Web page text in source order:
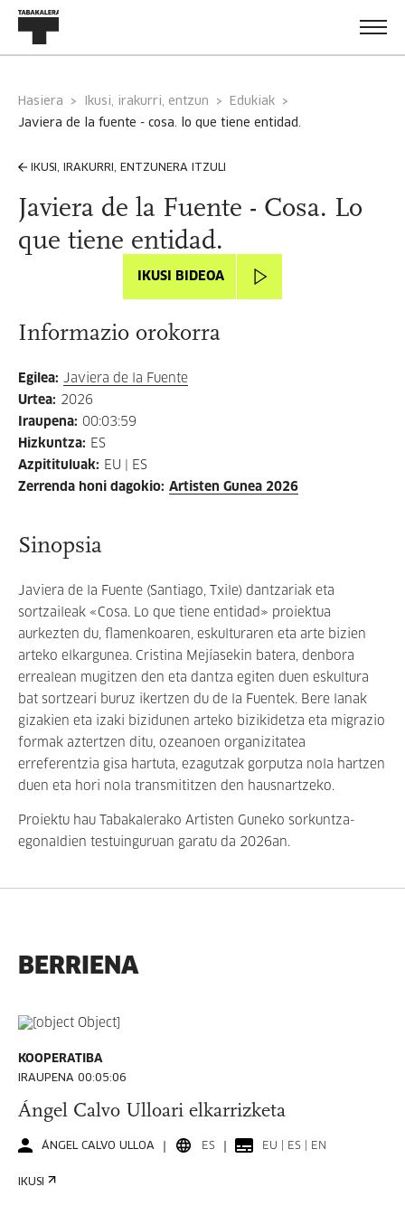
Hasiera Ikusi, irakurri, entzun
Edukiak
javiera de la fuente - cosa. lo que tiene entidad.
IKUSI, IRAKURRI, ENTZUNERA ITZULI
Javiera de la Fuente - Cosa. Lo
que tiene entidad.
IKUSI BIDEOA
Informazio orokorra
Egilea: Javiera de la Fuente
Urtea: 2026
Iraupena: 00:03:59
Hizkuntza: ES
Azpitituluak: EU | ES
Zerrenda honi dagokio: Artisten Gunea 2026
Sinopsia
Javiera de la Fuente (Santiago, Txile) dantzariak eta
sortzaileak «Cosa. Lo que tiene entidad» proiektua
aurkezten du, flamenkoaren, eskulturaren eta arte bizien
arteko elkargunea. Cristina Mejíasekin batera, denbora
errealean mugitzen den eta dantza egiten duen eskultura
bat sortzeari buruz ikertzen du de la Fuentek. Bere lanak
gizakien eta izaki bizidunen arteko bizikidetza eta migrazio
formak aztertzen ditu, ozeanoen organizitatea
erreferentzia gisa hartuta, ezagutzak gorputza nola hartzen
duen eta hori nola transmititzen den hausnartzeko.
Proiektu hau Tabakalerako Artisten Guneko sorkuntza-
egonaldien testuinguruan garatu da 2026an.
BERRIENA
KOOPERATIBA
IRAUPENA 00:05:06
Ángel Calvo Ulloari elkarrizketa
ÁNGEL CALVO ULLOA ES EU | ES | EN
IKUSI